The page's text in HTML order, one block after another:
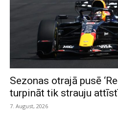
Sezonas otrajā pusē
turpināt tik strauju
7. August, 2026